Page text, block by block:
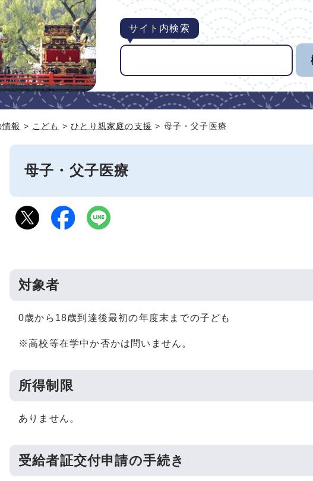
サイト内検索
情報 > こども >ひとり親家庭の支援 > 母子・父子医療
母子・父子医療
対象者
0歳から18歳到達後最初の年度末までの子ども
※高校等在学中か否かは問いません。
所得制限
ありません。
受給者証交付申請の手続き